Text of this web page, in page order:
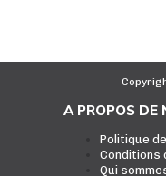
A PROPOS DE
Politique
Conditions
Qui